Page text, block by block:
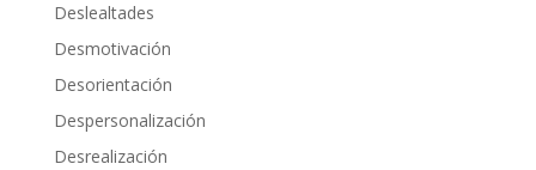
Deslealtades
Desmotivación
Desorientación
Despersonalización
Desrealización